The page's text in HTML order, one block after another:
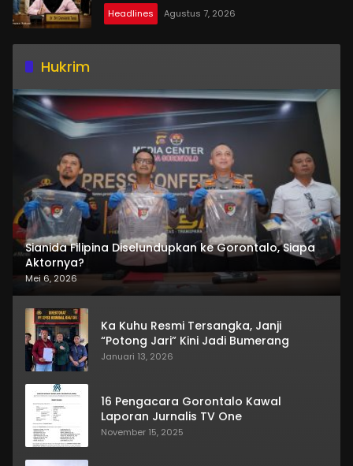
Headlines Agustus 7, 2026
Hukrim
Sianida Filipina Diselundupkan ke Gorontalo, Siapa
Aktornya?
Mei 6, 2026
Ka Kuhu Resmi Tersangka, Janji
“Potong Jari” Kini Jadi Bumerang
Januari 13, 2026
16 Pengacara Gorontalo Kawal
Laporan Jurnalis TV One
November 15, 2025